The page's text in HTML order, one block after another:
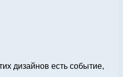
дизайнов есть событие,